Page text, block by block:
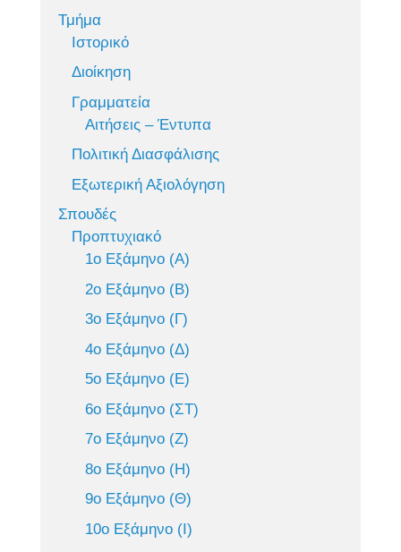
Τμήμα
Ιστορικό
Διοίκηση
Γραμματεία
Αιτήσεις – Έντυπα
Πολιτική Διασφάλισης
Εξωτερική Αξιολόγηση
Σπουδές
Προπτυχιακό
1ο Εξάμηνο (Α)
2ο Εξάμηνο (Β)
3ο Εξάμηνο (Γ)
4ο Εξάμηνο (Δ)
5ο Εξάμηνο (Ε)
6ο Εξάμηνο (ΣΤ)
7ο Εξάμηνο (Ζ)
8ο Εξάμηνο (Η)
9ο Εξάμηνο (Θ)
10ο Εξάμηνο (Ι)